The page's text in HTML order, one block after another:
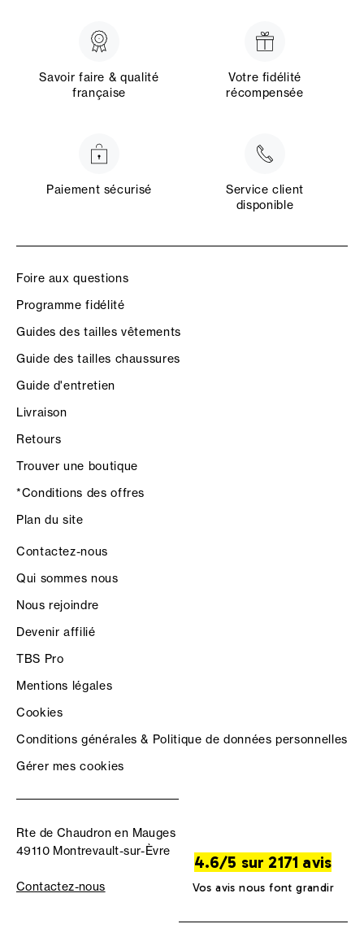
Savoir faire & qualité
française
Votre fidélité
récompensée
Paiement sécurisé
Service client
disponible
Foire aux questions
Programme fidélité
Guides des tailles vêtements
Guide des tailles chaussures
Guide d'entretien
Livraison
Retours
Trouver une boutique
*Conditions des offres
Plan du site
Contactez-nous
Qui sommes nous
Nous rejoindre
Devenir affilié
TBS Pro
Mentions légales
Cookies
Conditions générales & Politique de données personnelles
Gérer mes cookies
Rte de Chaudron en Mauges
49110 Montrevault-sur-Èvre
Contactez-nous
4.6/5 sur 2171 avis
Vos avis nous font grandir